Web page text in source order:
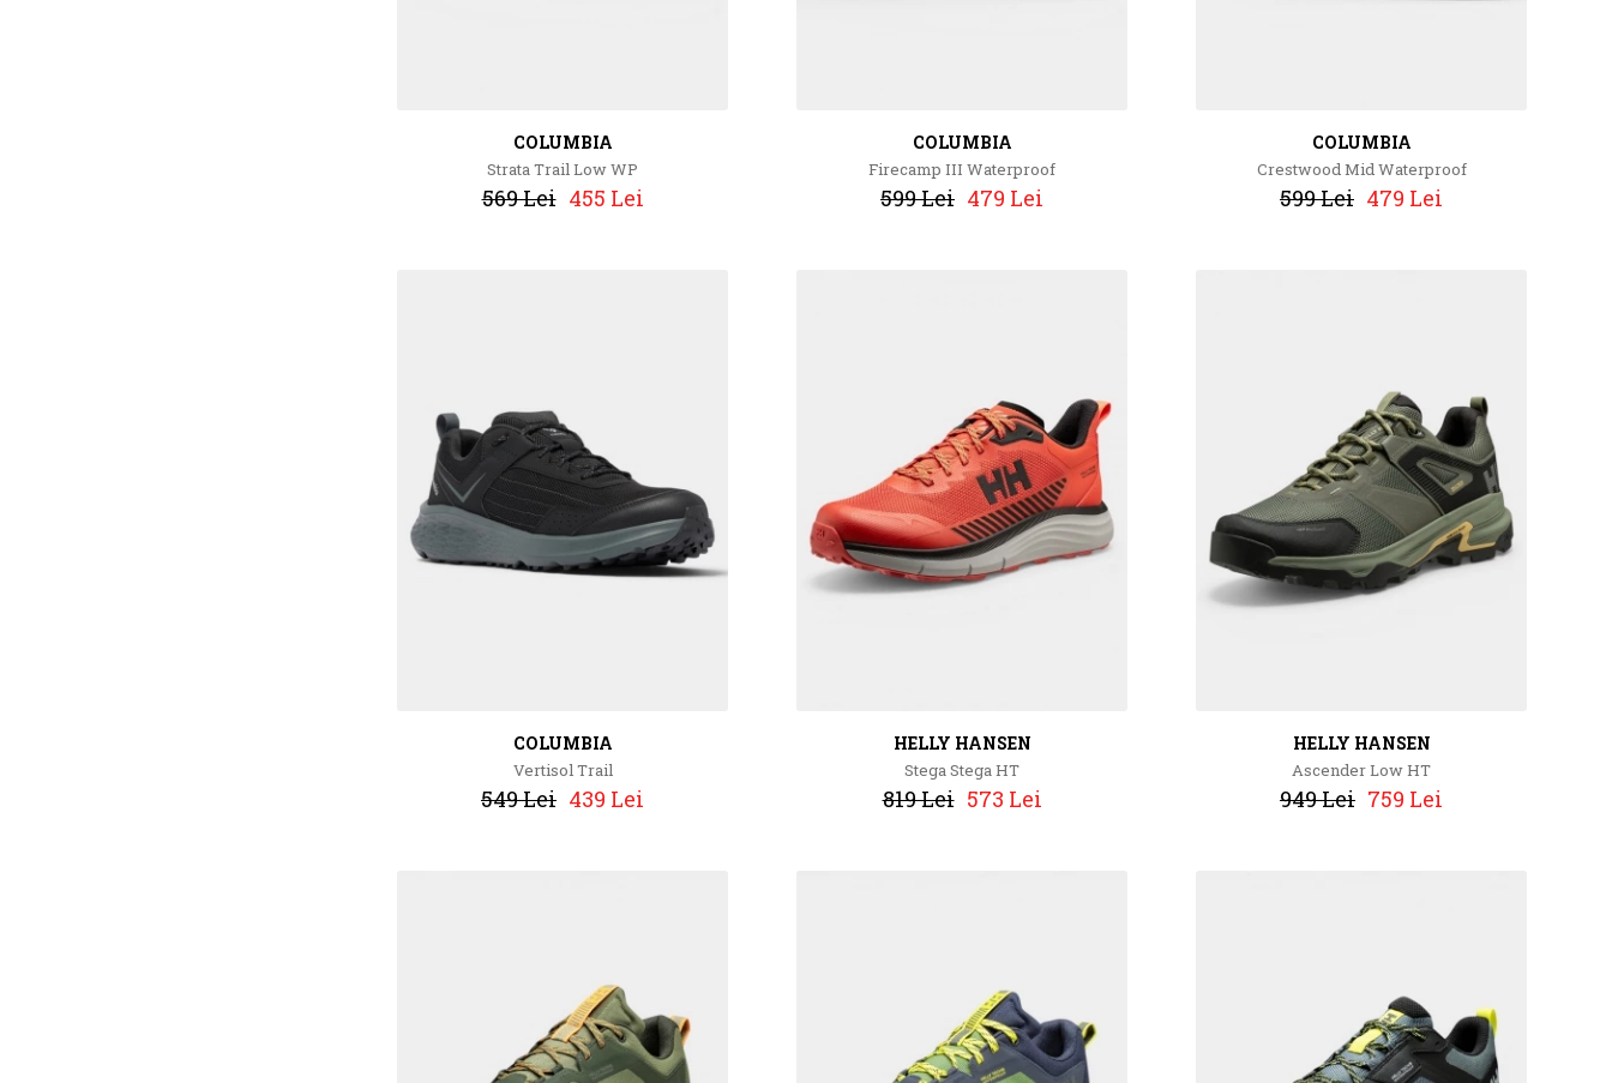
COLUMBIA
Strata Trail Low WP
569 Lei 455 Lei
COLUMBIA
Firecamp III Waterproof
599 Lei 479 Lei
COLUMBIA
Crestwood Mid Waterproof
599 Lei 479 Lei
COLUMBIA
Vertisol Trail
549 Lei 439 Lei
HELLY HANSEN
Stega Stega HT
819 Lei 573 Lei
HELLY HANSEN
Ascender Low HT
949 Lei 759 Lei